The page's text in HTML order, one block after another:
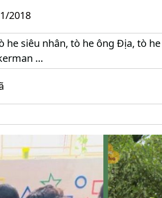
2018
he siêu nhân, tò he ông Địa, tò
…